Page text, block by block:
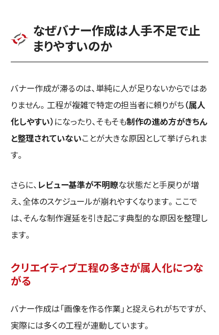
なぜバナー作成は人手不足で止
まりやすいのか
バナー作成が滞るのは、単純に人が足りないからではあ
りません。工程が複雑で特定の担当者に頼りがち（属人
化しやすい） になったり、そもそも制作の進め方がきちん
と整理されていないことが大きな原因として挙げられま
す。
さらに、 レビュー基準が不明瞭な状態だと手戻りが増
え、全体のスケジュールが崩れやすくなります。ここで
は、そんな制作遅延を引き起こす典型的な原因を整理し
ます。
クリエイティブ工程の多さが属人化につな
がる
バナー作成は「画像を作る作業」と捉えられがちですが、
実際には多くの工程が連動しています。